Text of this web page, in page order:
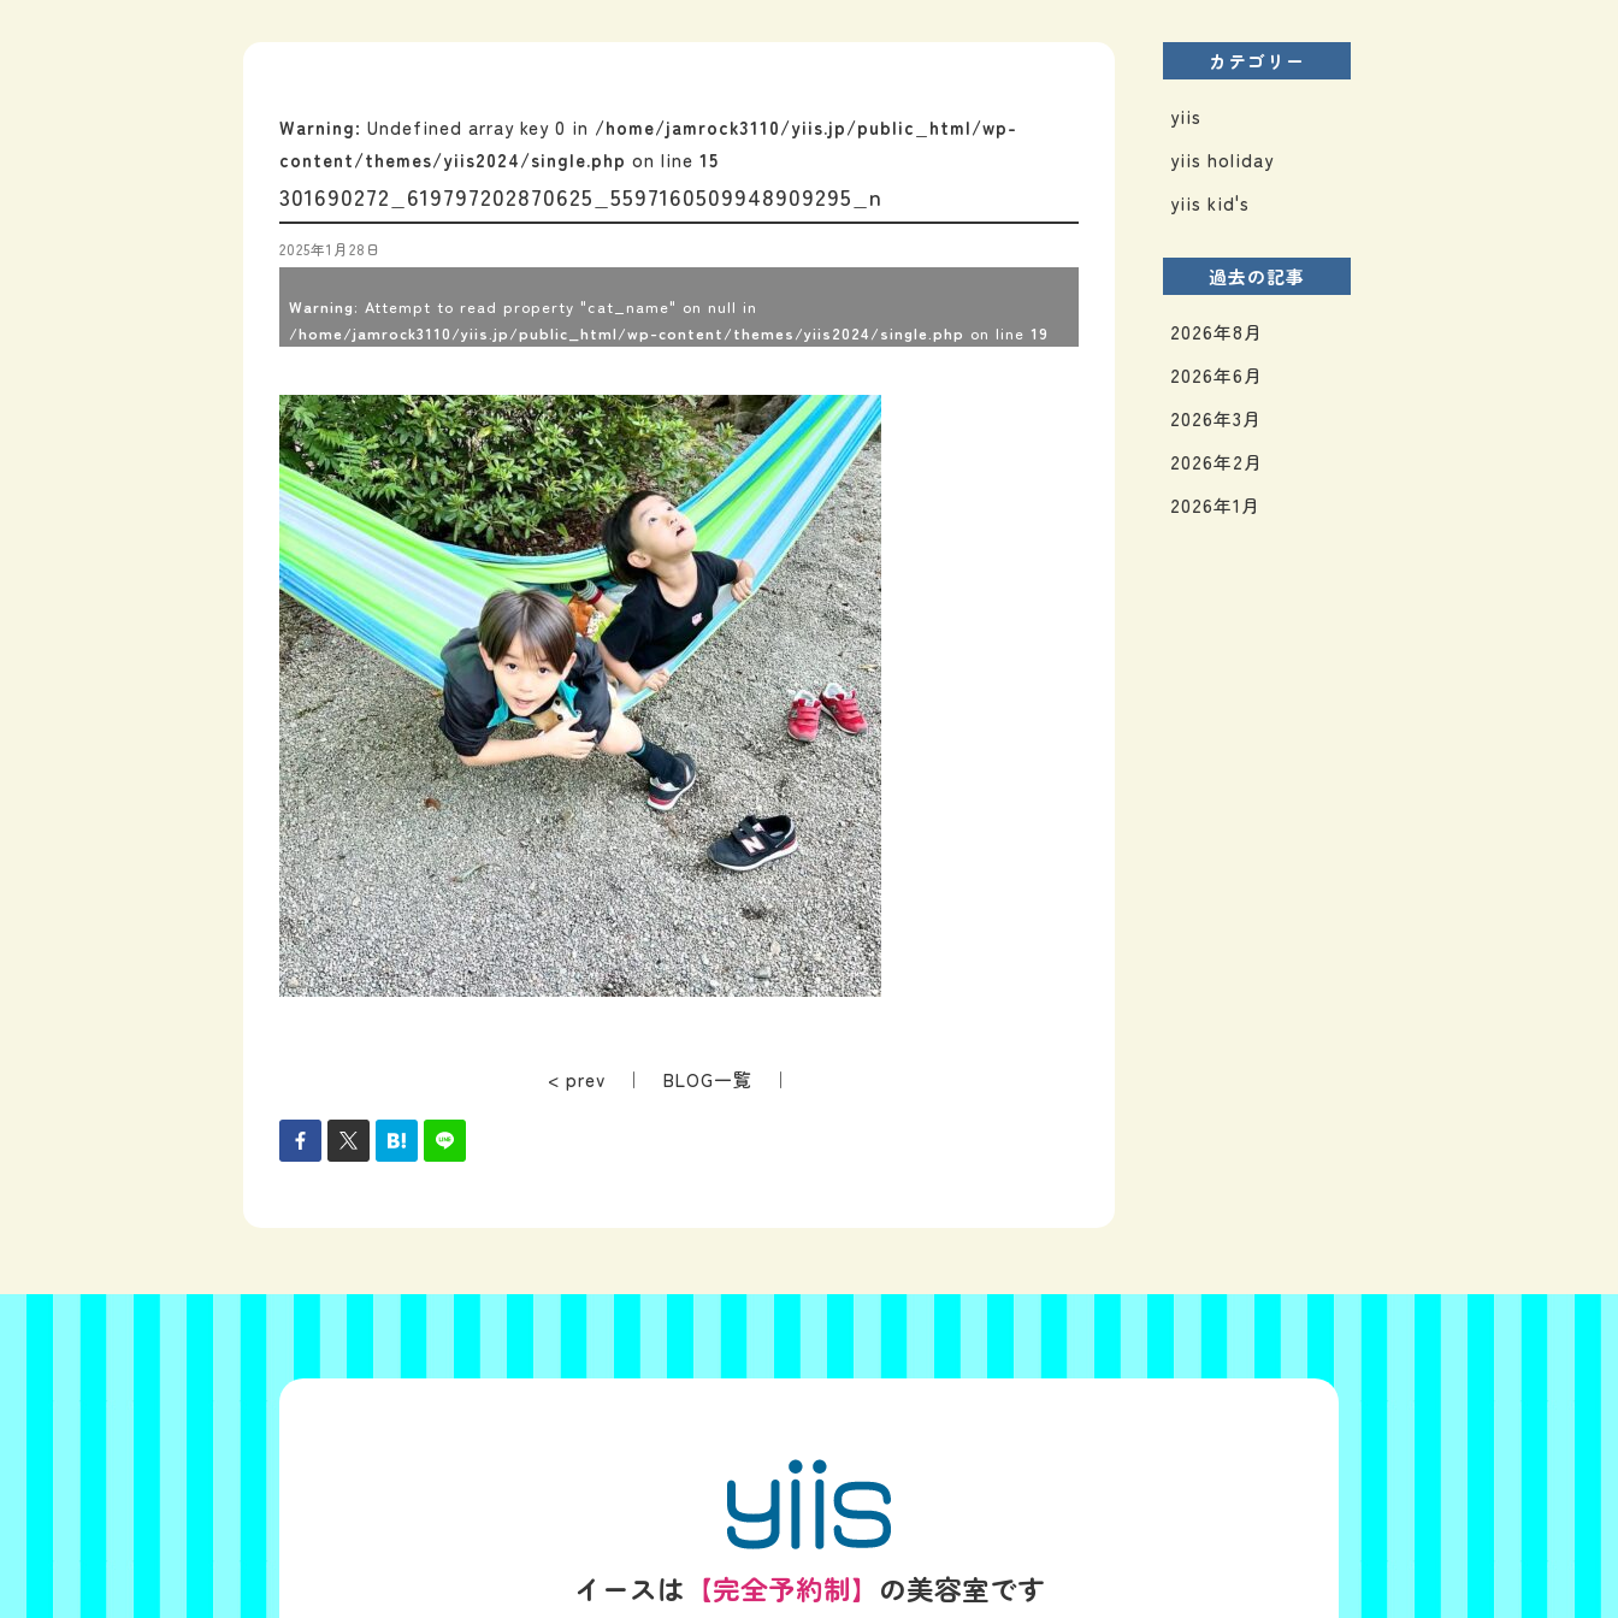
Warning: Undefined array key 0 in /home/jamrock3110/yiis.jp/public_html/wp-
content/themes/yiis2024/single.php on line 15
301690272_619797202870625_5597160509948909295_n
2025年1月28日
Warning: Attempt to read property "cat_name" on null in
/home/jamrock3110/yiis.jp/public_html/wp-content/themes/yiis2024/single.php on line 19
< prev ｜BLOG一覧 ｜
カテゴリー
yiis
yiis holiday
yiis kid's
過去の記事
2026年8月
2026年6月
2026年3月
2026年2月
2026年1月
イースは 【完全予約制】 の美容室です